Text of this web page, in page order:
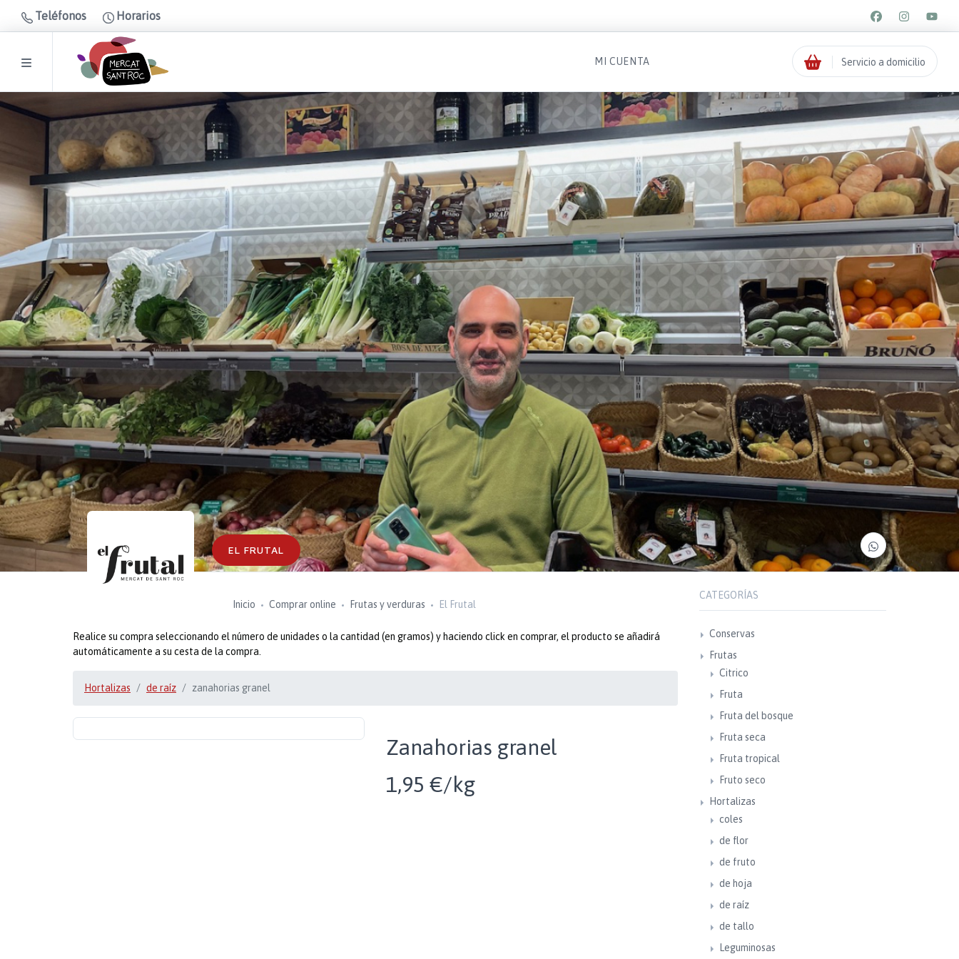
Teléfonos Horarios
MI CUENTA Servicio a domicilio
EL FRUTAL
Inicio Comprar online Frutas y verduras El Frutal
Realice su compra seleccionando el número de unidades o la cantidad (en gramos) y haciendo click en comprar, el producto se añadirá
automáticamente a su cesta de la compra.
Hortalizas de raíz zanahorias granel
Zanahorias granel
1,95 €/kg
CATEGORÍAS
Conservas
Frutas
Citrico
Fruta
Fruta del bosque
Fruta seca
Fruta tropical
Fruto seco
Hortalizas
coles
de flor
de fruto
de hoja
de raíz
de tallo
Leguminosas